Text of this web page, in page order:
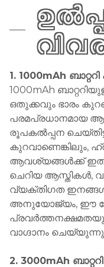
1. 1000mAh ബാറ്ററി
1000mAh
ഒതുക്കവും ഭാരം
പരമപ്രധാനമായ
രൂപകൽപ്പന
കുറവാണെങ്കിലും,
ആവശ്യങ്ങൾക്ക് ഇത്
ചെറിയ ആസ്തികൾ,
വ്യക്തിഗത ഇനങ്ങൾ
അനുയോജ്യം, ഈ
വാഗ്ദാനം
2. 3000mAh ബാറ്ററി